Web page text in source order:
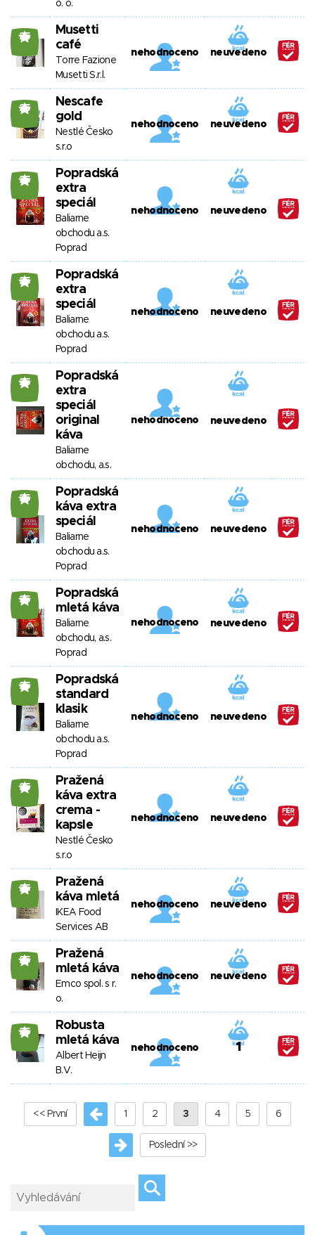
o. o.
25
Musetti
café
Torre Fazione
Musetti S.r.l.
nehodnoceno neuvedeno
25
Nescafe
gold
Nestlé Česko
s.r.o
nehodnoceno neuvedeno
25
Popradská
extra
speciál
Baliarne
obchodu a.s.
Poprad
nehodnoceno neuvedeno
25
Popradská
extra
speciál
Baliarne
obchodu a.s.
Poprad
nehodnoceno neuvedeno
25
Popradská
extra
speciál
original
káva
Baliarne
obchodu, a.s.
nehodnoceno neuvedeno
25
Popradská
káva extra
speciál
Baliarne
obchodu a.s.
Poprad
nehodnoceno neuvedeno
25
Popradská
mletá káva
Baliarne
obchodu, a.s.
Poprad
nehodnoceno neuvedeno
25
Popradská
standard
klasik
Baliarne
obchodu a.s.
Poprad
nehodnoceno neuvedeno
25
Pražená
káva extra
crema -
kapsle
Nestlé Česko
s.r.o
nehodnoceno neuvedeno
25
Pražená
káva mletá
IKEA Food
Services AB
nehodnoceno neuvedeno
25
Pražená
mletá káva
Emco spol. s r.
o.
nehodnoceno neuvedeno
25
Robusta
mletá káva
Albert Heijn
B.V.
nehodnoceno 1
<< První 1 2 3 4 5 6
Poslední >>